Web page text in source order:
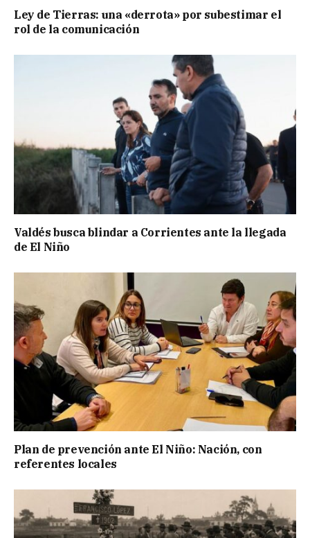
Ley de Tierras: una «derrota» por subestimar el
rol de la comunicación
Valdés busca blindar a Corrientes ante la llegada
de El Niño
Plan de prevención ante El Niño: Nación, con
referentes locales